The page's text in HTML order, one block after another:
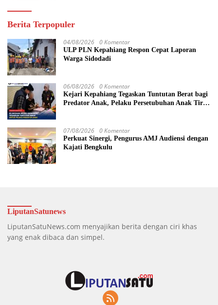
Berita Terpopuler
04/08/2026 0 Komentar
ULP PLN Kepahiang Respon Cepat Laporan
Warga Sidodadi
06/08/2026 0 Komentar
Kejari Kepahiang Tegaskan Tuntutan Berat bagi
Predator Anak, Pelaku Persetubuhan Anak Tiri
07/08/2026 0 Komentar
Perkuat Sinergi, Pengurus AMJ Audiensi dengan
Kajati Bengkulu
LiputanSatunews
LiputanSatuNews.com menyajikan berita dengan ciri khas
yang enak dibaca dan simpel.